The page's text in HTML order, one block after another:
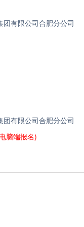
有限公司合肥分公司
有限公司合肥分公司
脑端报名)